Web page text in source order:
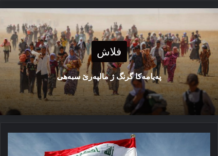
فلاش
پەیامەكا گرنگ ژ مالپەرێ سبەهی